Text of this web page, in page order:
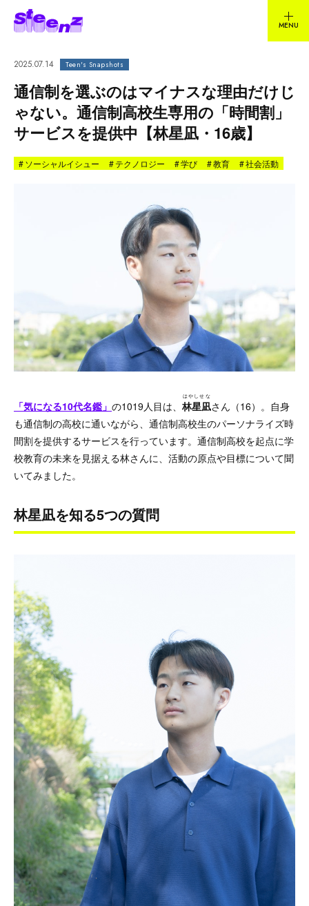
2025.07.14 Teen's Snapshots
通信制を選ぶのはマイナスな理由だけじ
ゃない。通信制高校生専用の「時間割」
サービスを提供中【林星凪・16歳】
#ソーシャルイシュー #テクノロジー #学び #教育 #社会活動
「気になる10代名鑑」 の1019人目は、 林星凪
はやしせな
さん（16）。 自身
も通信制の高校に通いながら、通信制高校生のパーソナライズ時
間割を提供するサービスを行っています。通信制高校を起点に学
校教育の未来を見据える林さんに、活動の原点や目標について聞
いてみました。
林星凪を知る5つの質問